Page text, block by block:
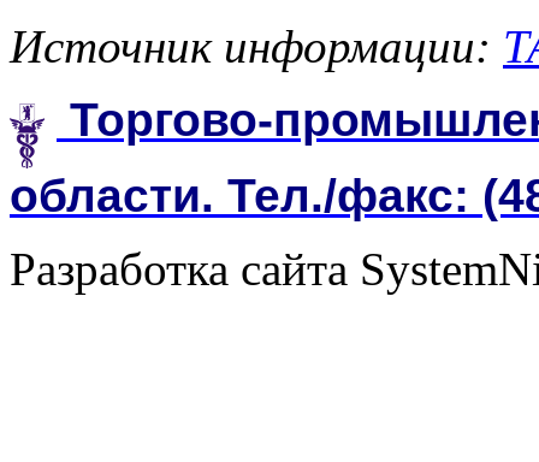
Источник информации:
Торгово-
области. Тел./факс:
Разработка сайта